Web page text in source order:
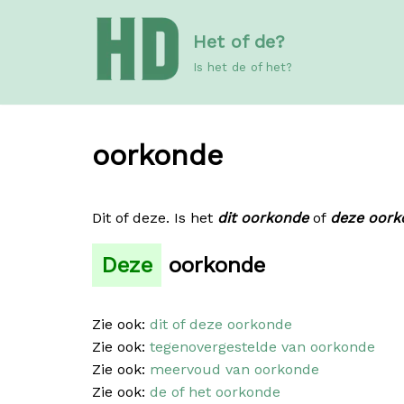
Het of de?
Is het de of het?
oorkonde
Dit of deze. Is het dit oorkondeof deze
Deze oorkonde
Zie ook: dit of deze oorkonde
Zie ook: tegenovergestelde van oorkonde
Zie ook: meervoud van oorkonde
Zie ook: de of het oorkonde